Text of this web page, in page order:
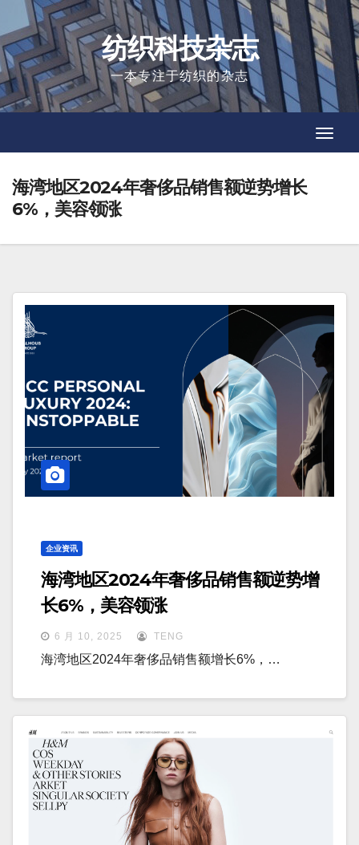
to
content
纺织科技杂志
一本专注于纺织的杂志
海湾地区2024年奢侈品销售额逆势增长
6%，美容领涨
企业资讯
海湾地区2024年奢侈品销售额逆势增
长6%，美容领涨
6 月 10, 2025 TENG
海湾地区2024年奢侈品销售额增长6%，…